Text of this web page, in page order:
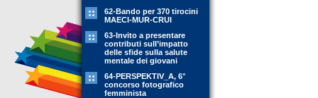
62-Bando per 370 tirocini
MAECI-MUR-CRUI
63-Invito a presentare
contributi sull’impatto
delle sfide sulla salute
mentale dei giovani
64-PERSPEKTIV_A, 6°
concorso fotografico
femminista